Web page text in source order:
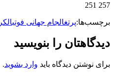
257 251
برچسب‌ها:پرتغالجام جهانی فوتبال
دیدگاهتان را بنویسید
برای نوشتن دیدگاه باید وارد بشوید.